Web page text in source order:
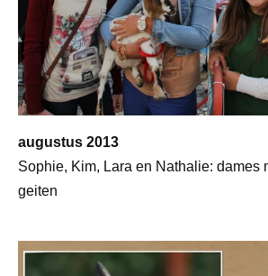
augustus 2013
Sophie, Kim, Lara en Nathalie: dames
geiten